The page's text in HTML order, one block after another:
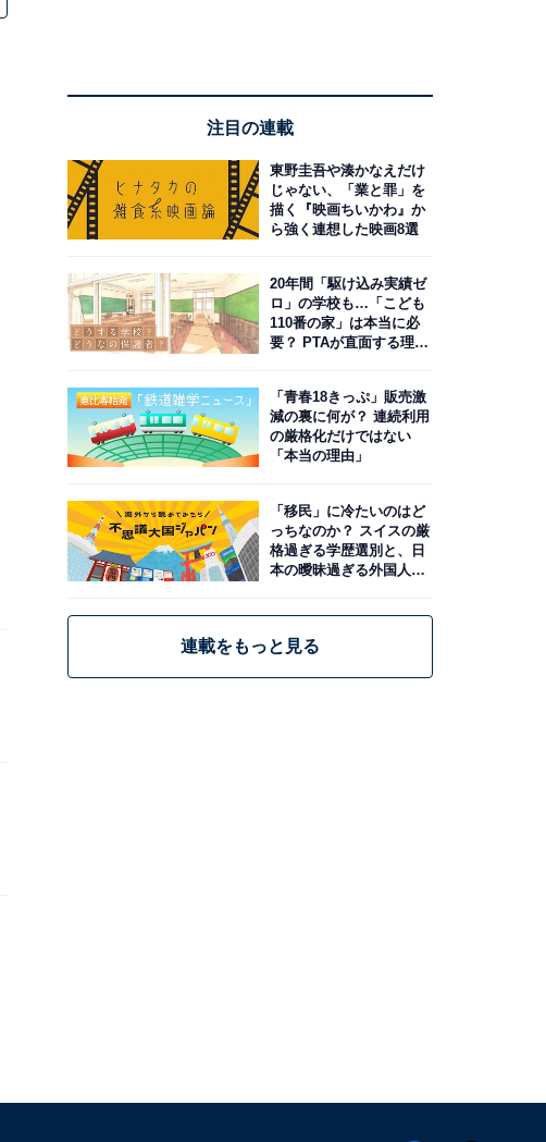
注目の連載
東野圭吾や湊かなえだけ
じゃない、「業と罪」を
描く『映画ちいかわ』か
ら強く連想した映画8選
20年間「駆け込み実績ゼ
ロ」の学校も…「こども
110番の家」は本当に必
要？ PTAが直面する理想
「青春18きっぷ」販売激
減の裏に何が？ 連続利用
の厳格化だけではない
「本当の理由」
「移民」に冷たいのはど
っちなのか？ スイスの厳
格過ぎる学歴選別と、日
本の曖昧過ぎる外国人政
連載をもっと見る